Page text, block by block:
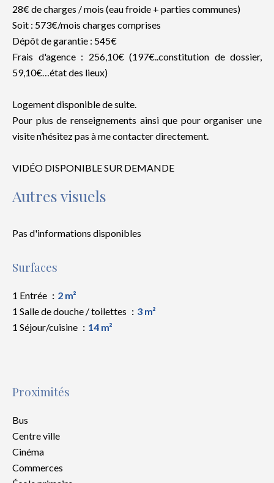
28€ de charges / mois (eau froide + parties communes)
Soit : 573€/mois charges comprises
Dépôt de garantie : 545€
Frais d'agence : 256,10€ (197€..constitution de dossier,
59,10€…état des lieux)
Logement disponible de suite.
Pour plus de renseignements ainsi que pour organiser une
visite n’hésitez pas à me contacter directement.
VIDÉO DISPONIBLE SUR DEMANDE
Autres visuels
Pas d'informations disponibles
Surfaces
1 Entrée
2 m²
1 Salle de douche / toilettes
3 m²
1 Séjour/cuisine
14 m²
Proximités
Bus
Centre ville
Cinéma
Commerces